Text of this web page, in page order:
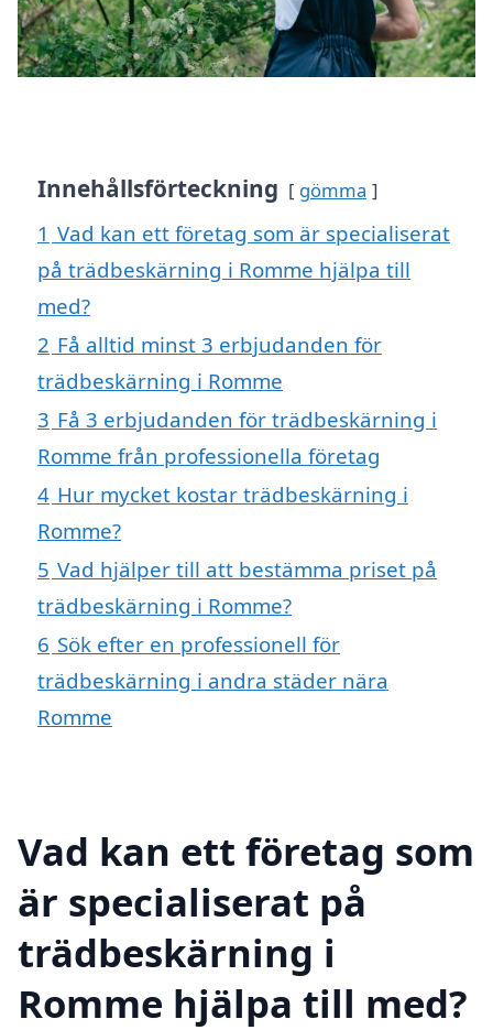
Innehållsförteckning gömma
1 Vad kan ett företag som är specialiserat
på trädbeskärning i Romme hjälpa till
med?
2 Få alltid minst 3 erbjudanden för
trädbeskärning i Romme
3 Få 3 erbjudanden för trädbeskärning i
Romme från professionella företag
4 Hur mycket kostar trädbeskärning i
Romme?
5 Vad hjälper till att bestämma priset på
trädbeskärning i Romme?
6 Sök efter en professionell för
trädbeskärning i andra städer nära
Romme
Vad kan ett företag som
är specialiserat på
trädbeskärning i
Romme hjälpa till med?